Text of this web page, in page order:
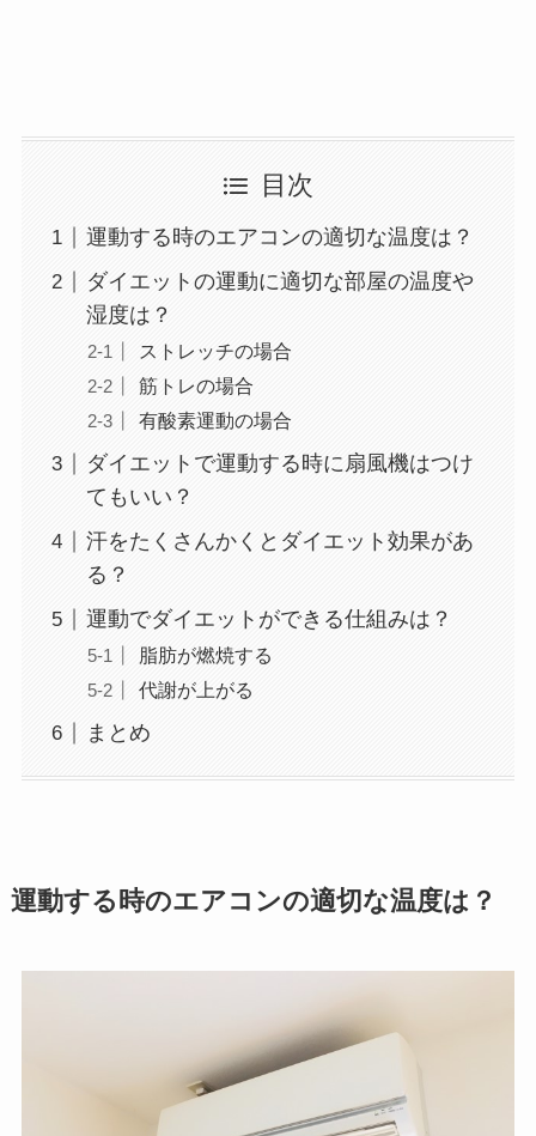
目次
運動する時のエアコンの適切な温度は？
ダイエットの運動に適切な部屋の温度や
湿度は？
ストレッチの場合
筋トレの場合
有酸素運動の場合
ダイエットで運動する時に扇風機はつけ
てもいい？
汗をたくさんかくとダイエット効果があ
る？
運動でダイエットができる仕組みは？
脂肪が燃焼する
代謝が上がる
まとめ
運動する時のエアコンの適切な温度は？